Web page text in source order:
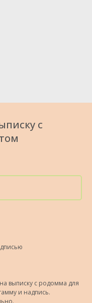
с
выписку с родомма для
и надпись.